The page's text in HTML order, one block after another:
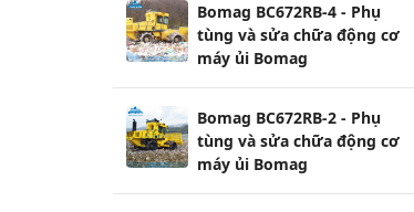
Bomag BC672RB-4 - Phụ
tùng và sửa chữa động cơ
máy ủi Bomag
Bomag BC672RB-2 - Phụ
tùng và sửa chữa động cơ
máy ủi Bomag